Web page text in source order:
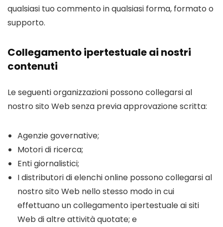
qualsiasi tuo commento in qualsiasi forma, formato o
supporto.
Collegamento ipertestuale ai nostri
contenuti
Le seguenti organizzazioni possono collegarsi al
nostro sito Web senza previa approvazione scritta:
Agenzie governative;
Motori di ricerca;
Enti giornalistici;
I distributori di elenchi online possono collegarsi al
nostro sito Web nello stesso modo in cui
effettuano un collegamento ipertestuale ai siti
Web di altre attività quotate; e